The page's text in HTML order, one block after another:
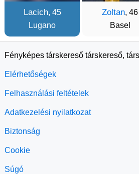
Lacich, 45
Lugano
Zoltan, 46
Basel
Fényképes társkereső társkereső,
Elérhetőségek
Felhasználási feltételek
Adatkezelési nyilatkozat
Biztonság
Cookie
Súgó